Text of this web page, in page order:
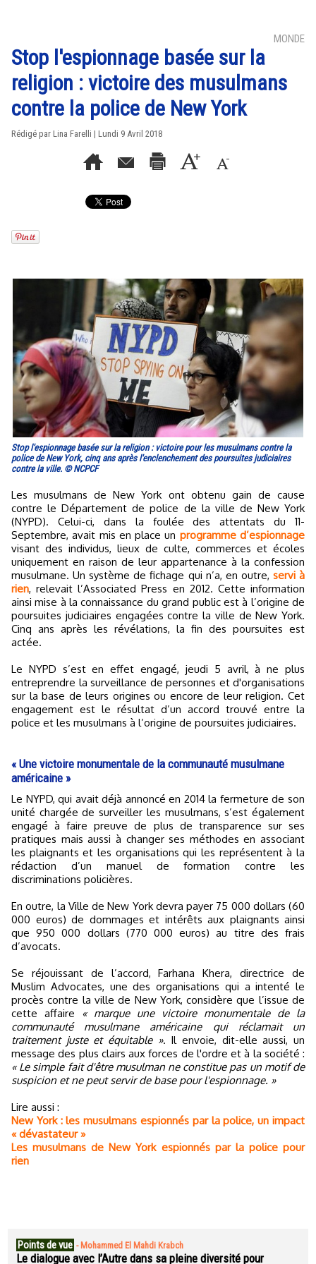
MONDE
Stop l'espionnage basée sur la
religion : victoire des musulmans
contre la police de New York
Rédigé par Lina Farelli | Lundi 9 Avril 2018
Stop l'espionnage basée sur la religion : victoire pour les musulmans contre la
police de New York, cinq ans après l'enclenchement des poursuites judiciaires
contre la ville. © NCPCF
Les musulmans de New York ont obtenu gain de cause
contre le Département de police de la ville de New York
(NYPD). Celui-ci, dans la foulée des attentats du 11-
Septembre, avait mis en place un programme d’espionnage
visant des individus, lieux de culte, commerces et écoles
uniquement en raison de leur appartenance à la confession
musulmane. Un système de fichage qui n’a, en outre, servi à
rien, relevait l’Associated Press en 2012. Cette information
ainsi mise à la connaissance du grand public est à l’origine de
poursuites judiciaires engagées contre la ville de New York.
Cinq ans après les révélations, la fin des poursuites est
actée.
Le NYPD s’est en effet engagé, jeudi 5 avril, à ne plus
entreprendre la surveillance de personnes et d'organisations
sur la base de leurs origines ou encore de leur religion. Cet
engagement est le résultat d’un accord trouvé entre la
police et les musulmans à l’origine de poursuites judiciaires.
« Une victoire monumentale de la communauté musulmane
américaine »
Le NYPD, qui avait déjà annoncé en 2014 la fermeture de son
unité chargée de surveiller les musulmans, s’est également
engagé à faire preuve de plus de transparence sur ses
pratiques mais aussi à changer ses méthodes en associant
les plaignants et les organisations qui les représentent à la
rédaction d’un manuel de formation contre les
discriminations policières.
En outre, la Ville de New York devra payer 75 000 dollars (60
000 euros) de dommages et intérêts aux plaignants ainsi
que 950 000 dollars (770 000 euros) au titre des frais
d’avocats.
Se réjouissant de l’accord, Farhana Khera, directrice de
Muslim Advocates, une des organisations qui a intenté le
procès contre la ville de New York, considère que l’issue de
cette affaire
« marque une victoire monumentale de la
communauté musulmane américaine qui réclamait un
traitement juste et équitable ». Il envoie, dit-elle aussi, un
message des plus clairs aux forces de l'ordre et à la société :
« Le simple fait d'être musulman ne constitue pas un motif de
suspicion et ne peut servir de base pour l'espionnage. »
Lire aussi :
New York : les musulmans espionnés par la police, un impact
« dévastateur »
Les musulmans de New York espionnés par la police pour
rien
Points de vue - Mohammed El Mahdi Krabch
Le dialogue avec l’Autre dans sa pleine diversité pour